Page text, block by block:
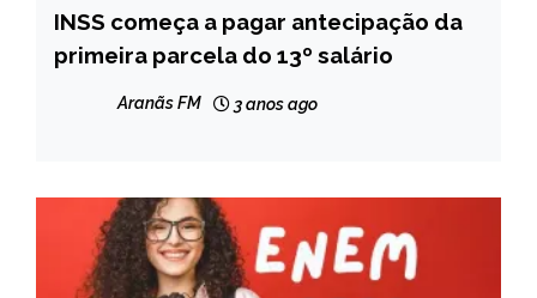
BRASIL
NOTÍCIAS
INSS começa a pagar antecipação da
primeira parcela do 13º salário
Aranãs FM 3 anos ago